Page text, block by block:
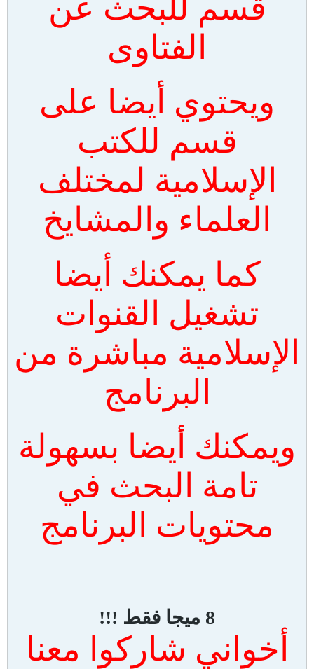
قسم للبحث عن
الفتاوى
ويحتوي أيضا على
قسم للكتب
الإسلامية لمختلف
العلماء والمشايخ
كما يمكنك أيضا
تشغيل القنوات
الإسلامية مباشرة من
البرنامج
ويمكنك أيضا بسهولة
تامة البحث في
محتويات البرنامج
8 ميجا فقط !!!
أخواني شاركوا معنا